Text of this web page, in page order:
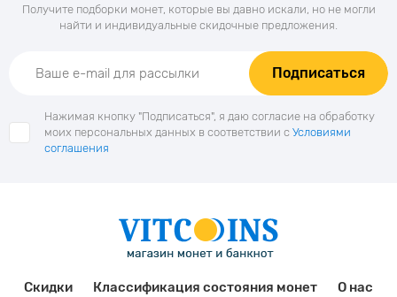
Получите подборки монет, которые вы давно искали, но не могли
найти и индивидуальные скидочные предложения.
Подписаться
Нажимая кнопку "Подписаться", я даю согласие на обработку
моих персональных данных в соответствии с Условиями
соглашения
Скидки Классификация состояния монет О нас